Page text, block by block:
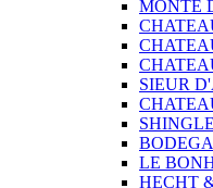
MONTE
SIEUR
LE
HECHT